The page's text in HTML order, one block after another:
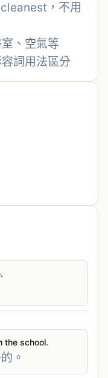
，不用
、空氣等
詞用法區分
the school.
。